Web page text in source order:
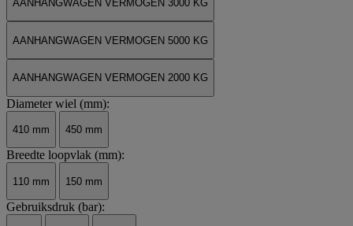
AANHANGWAGEN VERMOGEN 3000 KG
AANHANGWAGEN VERMOGEN 5000 KG
AANHANGWAGEN VERMOGEN 2000 KG
Diameter wiel (mm):
410 mm 450 mm
Breedte loopvlak (mm):
110 mm 150 mm
Gebruiksdruk (bar):